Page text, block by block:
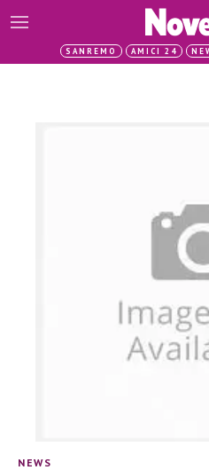
SANREMO AMICI 24
NEWS